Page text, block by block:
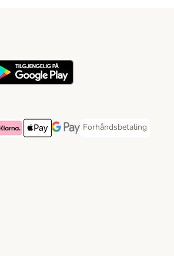
MethodMethod
Payment Method
Apple Pay Payment Method
Google Pay Payment Method
Forhåndsbetaling
Forhåndsbetaling